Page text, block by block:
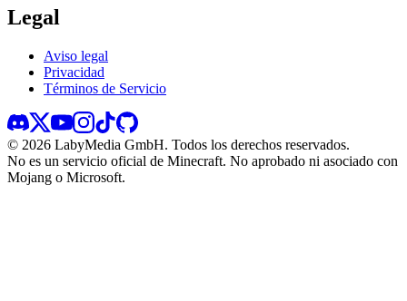
Legal
Aviso legal
Privacidad
Términos de Servicio
© 2026 LabyMedia GmbH. Todos los derechos reservados.
No es un servicio oficial de Minecraft. No aprobado ni asociado con
Mojang o Microsoft.